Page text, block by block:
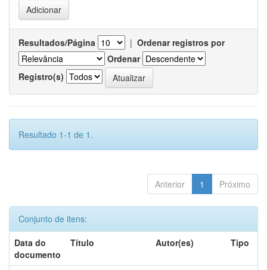
Resultados/Página | Ordenar registros por
Ordenar
Registro(s)
Resultado 1-1 de 1.
Anterior 1 Próximo
Conjunto de itens:
Data do
documento
Título Autor(es) Tipo